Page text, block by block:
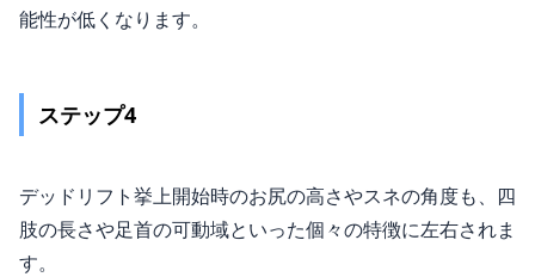
能性が低くなります。
ステップ4
デッドリフト挙上開始時のお尻の高さやスネの角度も、四
肢の長さや足首の可動域といった個々の特徴に左右されま
す。